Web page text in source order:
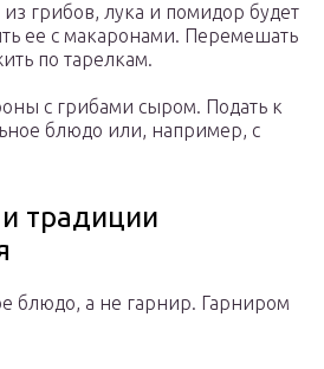
грибов, лука и помидор будет
ее с макаронами. Перемешать
по тарелкам.
с грибами сыром. Подать к
блюдо или, например, с
традиции
блюдо, а не гарнир. Гарниром